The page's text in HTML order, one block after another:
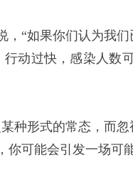
“如果你们认为我们
动过快，感染人数
种形式的常态，而
可能会引发一场可